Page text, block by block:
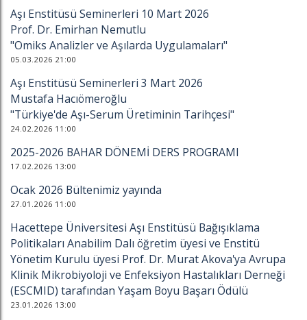
Aşı Enstitüsü Seminerleri 10 Mart 2026
Prof. Dr. Emirhan Nemutlu
"Omiks Analizler ve Aşılarda Uygulamaları"
05.03.2026 21:00
Aşı Enstitüsü Seminerleri 3 Mart 2026
Mustafa Hacıömeroğlu
"Türkiye'de Aşı-Serum Üretiminin Tarihçesi"
24.02.2026 11:00
2025-2026 BAHAR DÖNEMİ DERS PROGRAMI
17.02.2026 13:00
Ocak 2026 Bültenimiz yayında
27.01.2026 11:00
Hacettepe Üniversitesi Aşı Enstitüsü Bağışıklama
Politikaları Anabilim Dalı öğretim üyesi ve Enstitü
Yönetim Kurulu üyesi Prof. Dr. Murat Akova'ya Avrupa
Klinik Mikrobiyoloji ve Enfeksiyon Hastalıkları Derneği
(ESCMID) tarafından Yaşam Boyu Başarı Ödülü
23.01.2026 13:00